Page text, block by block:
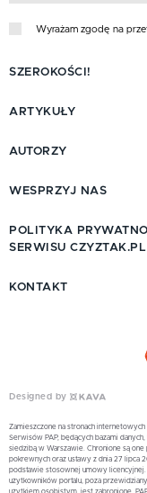
Wyrażam zgodę na
SZEROKOŚCI!
ARTYKUŁY
AUTORZY
WESPRZYJ NAS
POLITYKA
SERWISU CZYZTAK.PL
KONTAKT
Designed by
Zamieszczone na stronach
Serwisów PAP, będących bazami
siedzibą w Warszawie. Chronione są
pokrewnych oraz ustawy z dnia 27 lipca
podstawie stosownej umowy
użytkowników portalu, poza